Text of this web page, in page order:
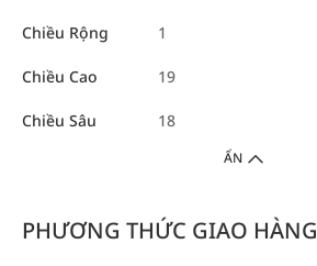
Chiều Rộng 1
Chiều Cao 19
Chiều Sâu 18
ẨN
PHƯƠNG THỨC GIAO HÀNG